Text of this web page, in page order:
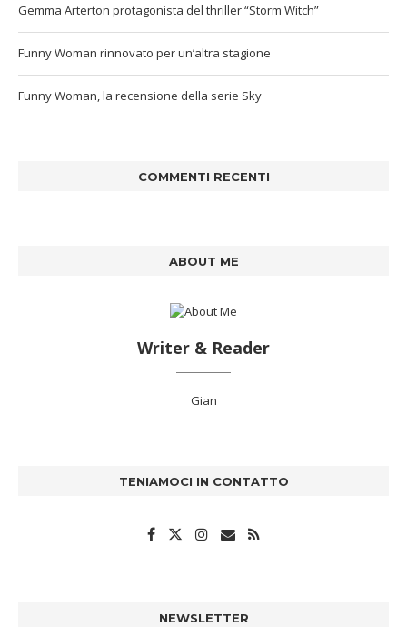
Gemma Arterton protagonista del thriller “Storm Witch”
Funny Woman rinnovato per un’altra stagione
Funny Woman, la recensione della serie Sky
COMMENTI RECENTI
ABOUT ME
Writer & Reader
Gian
TENIAMOCI IN CONTATTO
NEWSLETTER